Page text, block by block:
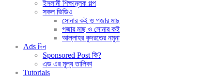
ইসলামী শিক্ষামূলক গল্প
সকল ভিডিও
সোনার কই ও গজার মাছ
গজার মাছ ও সোনার কই
আল্লাহর কুদরতের নমুনা
Ads দিন
Sponsored Post কি?
এড এর মূল্য তালিকা
Tutorials